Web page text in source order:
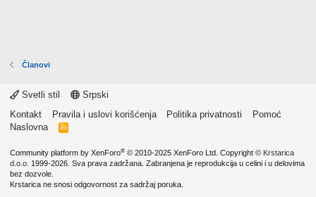
Članovi
Svetli stil
Srpski
Kontakt
Pravila i uslovi korišćenja Politika privatnosti
Pomoć
Naslovna
R
Community platform by XenForo® © 2010-2025 XenForo Ltd. Copyright © Krstarica
d.o.o. 1999-2026. Sva prava zadržana. Zabranjena je reprodukcija u celini i u delovima
bez dozvole.
Krstarica ne snosi odgovornost za sadržaj poruka.